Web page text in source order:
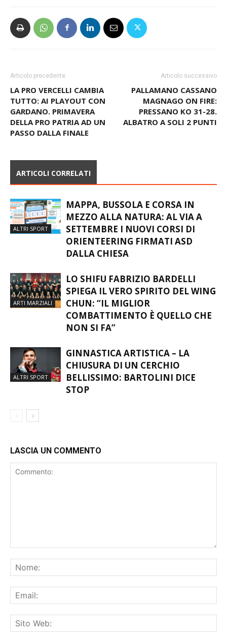
Articolo precedente
LA PRO VERCELLI CAMBIA
TUTTO: AI PLAYOUT CON
GARDANO. PRIMAVERA
DELLA PRO PATRIA AD UN
PASSO DALLA FINALE
Articolo successivo
PALLAMANO CASSANO
MAGNAGO ON FIRE:
PRESSANO KO 31-28.
ALBATRO A SOLI 2 PUNTI
ARTICOLI CORRELATI
ALTRI SPORT
MAPPA, BUSSOLA E CORSA IN
MEZZO ALLA NATURA: AL VIA A
SETTEMBRE I NUOVI CORSI DI
ORIENTEERING FIRMATI ASD
DALLA CHIESA
ARTI MARZIALI
LO SHIFU FABRIZIO BARDELLI
SPIEGA IL VERO SPIRITO DEL WING
CHUN: “IL MIGLIOR
COMBATTIMENTO È QUELLO CHE
NON SI FA”
ALTRI SPORT
GINNASTICA ARTISTICA – LA
CHIUSURA DI UN CERCHIO
BELLISSIMO: BARTOLINI DICE
STOP
LASCIA UN COMMENTO